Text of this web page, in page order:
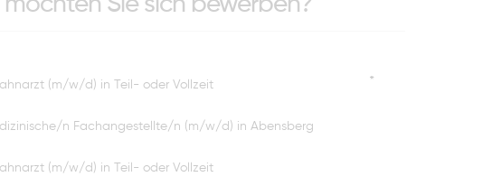
(m/w/d) in Teil- oder Vollzeit
n Fachangestellte/n (m/w/d) in Abensberg
(m/w/d) in Teil- oder Vollzeit
*